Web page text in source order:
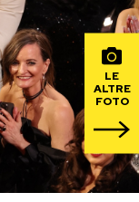
calcio 2026
LE
ALTRE
FOTO